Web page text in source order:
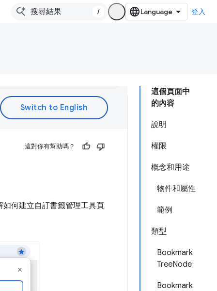
/ 登入
這個頁面中
的內容
說明
權限
概念和用途
物件和屬性
範例
類型
Bookmark
TreeNode
Bookmark
這對你有幫助嗎？
如何建立自訂書籤管理工具頁